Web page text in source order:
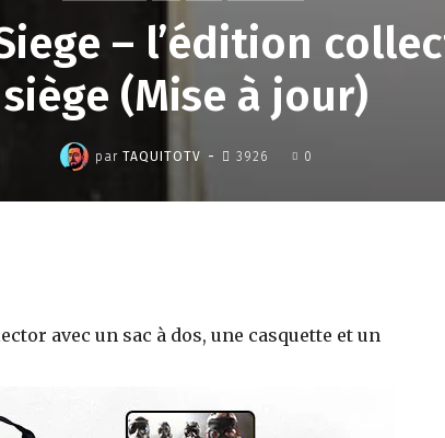
– l’édition
siège (Mise à jour)
par TAQUITOTV - 3926 0
avec un sac à dos, une casquette et un